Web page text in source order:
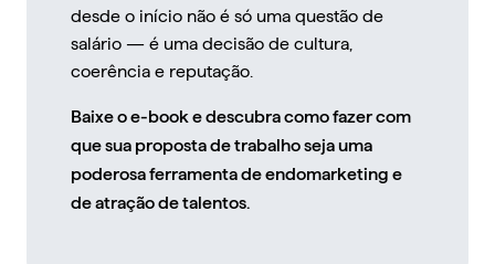
desde o início não é só uma questão de
salário — é uma decisão de cultura,
coerência e reputação.
Baixe o e-book e descubracomo fazer com
que sua proposta de trabalhoseja uma
poderosa ferramenta de endomarketing e
de atração de talentos.